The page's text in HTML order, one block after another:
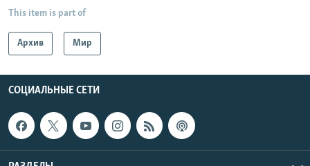
This item is part of
Архив Мир
СОЦИАЛЬНЫЕ СЕТИ